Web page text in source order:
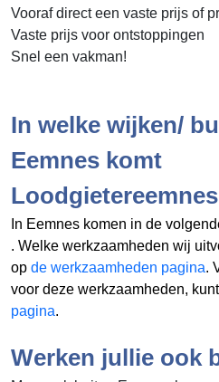
Vooraf direct een vaste prijs of
Vaste prijs voor ontstoppingen
Snel een vakman!
In welke wijken/
Eemnes komt
In Eemnes komen in de
. Welke werkzaamheden wij
op de werkzaamheden pagina.
voor deze werkzaamheden,
pagina.
Werken jullie ook